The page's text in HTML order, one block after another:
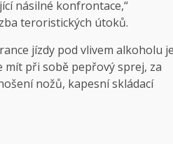
násilné konfrontace,“
teroristických útoků.
jízdy pod vlivem alkoholu je
mít při sobě pepřový sprej, za
nožů, kapesní skládací